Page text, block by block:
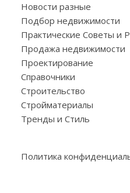
Новости разные
Подбор недвижимости
Практические Советы и
Продажа недвижимости
Проектирование
Справочники
Строительство
Стройматериалы
Тренды и Стиль
Политика